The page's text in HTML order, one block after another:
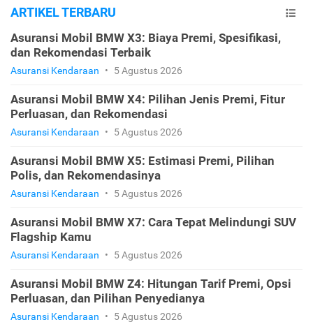
ARTIKEL TERBARU
Asuransi Mobil BMW X3: Biaya Premi, Spesifikasi,
dan Rekomendasi Terbaik
Asuransi Kendaraan • 5 Agustus 2026
Asuransi Mobil BMW X4: Pilihan Jenis Premi, Fitur
Perluasan, dan Rekomendasi
Asuransi Kendaraan • 5 Agustus 2026
Asuransi Mobil BMW X5: Estimasi Premi, Pilihan
Polis, dan Rekomendasinya
Asuransi Kendaraan • 5 Agustus 2026
Asuransi Mobil BMW X7: Cara Tepat Melindungi SUV
Flagship Kamu
Asuransi Kendaraan • 5 Agustus 2026
Asuransi Mobil BMW Z4: Hitungan Tarif Premi, Opsi
Perluasan, dan Pilihan Penyedianya
Asuransi Kendaraan • 5 Agustus 2026